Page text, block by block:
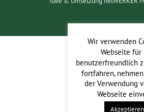
Wir verwenden
Webseite
benutzerfreundlich
fortfahren,
der Verwendung
Webseite
Akzeptieren